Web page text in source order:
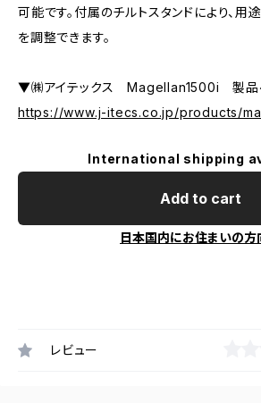
可能です。付属のチルトスタンドにより、
を調整できます。
▼㈱アイテックス Magellan1500i 製品
https://www.j-itecs.co.jp/products/
International shipping
Add to cart
日本国内にお住まいの方
レビュー